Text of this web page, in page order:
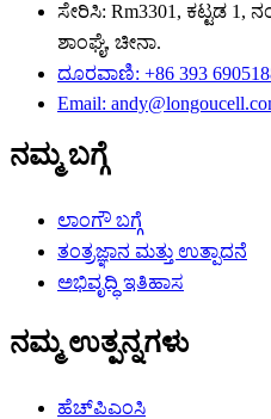
ಸೇರಿಸಿ: Rm3301, ಕಟ್ಟಡ 1,
ಶಾಂಘೈ, ಚೀನಾ.
ದೂರವಾಣಿ: +86 393
Email:
ನಮ್ಮ ಬಗ್ಗೆ
ಲಾಂಗೌ ಬಗ್ಗೆ
ತಂತ್ರಜ್ಞಾನ ಮತ್ತು ಉತ್ಪಾದನೆ
ಅಭಿವೃದ್ಧಿ ಇತಿಹಾಸ
ನಮ್ಮ ಉತ್ಪನ್ನಗಳು
ಹೆಚ್‌ಪಿಎಂಸಿ